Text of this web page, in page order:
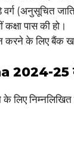
(अनुसूचित
कक्षा पास की हो।
के लिए बैंक
25 के
के लिए